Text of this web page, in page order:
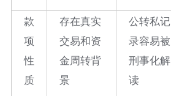
款
项
性
质
存在真实
交易和资
金周转背
景
公转私记
录容易被
刑事化解
读